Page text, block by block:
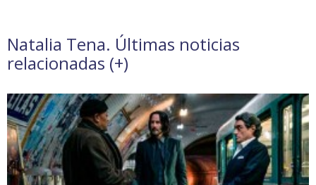
Natalia Tena. Últimas noticias
relacionadas (+)